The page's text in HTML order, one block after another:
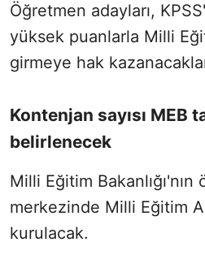
Öğretmen adayları,
yüksek puanlarla Milli
girmeye hak
Kontenjan sayısı MEB
belirlenecek
Milli Eğitim
merkezinde Milli Eğitim
kurulacak.